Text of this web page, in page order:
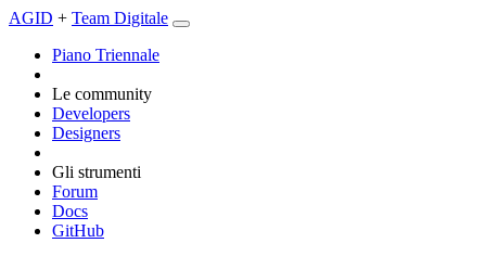
AGID + Team Digitale
Piano Triennale
Le community
Developers
Designers
Gli strumenti
Forum
Docs
GitHub